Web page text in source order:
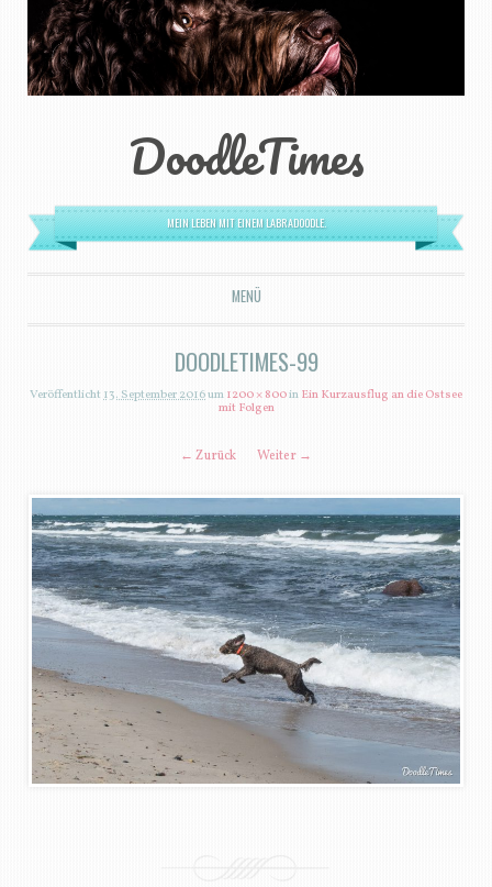
DoodleTimes
MEIN LEBEN MIT EINEM LABRADOODLE.
MENÜ
ZUM INHALT SPRINGEN
DOODLETIMES-99
Veröffentlicht13. September 2016um1200 × 800inEin Kurzausflug an die Ostsee
mit Folgen
← Zurück Weiter →